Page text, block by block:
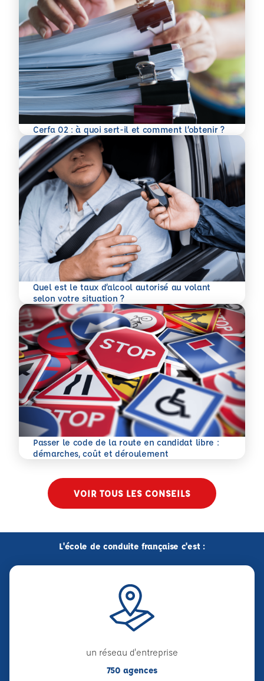
Cerfa 02 : à quoi sert-il et comment l’obtenir ?
En savoir plus
Quel est le taux d’alcool autorisé au volant
selon votre situation ?
En savoir plus
Passer le code de la route en candidat libre :
démarches, coût et déroulement
En savoir plus
VOIR TOUS LES CONSEILS
L'école de conduite française c'est :
un réseau d'entreprise
750 agences